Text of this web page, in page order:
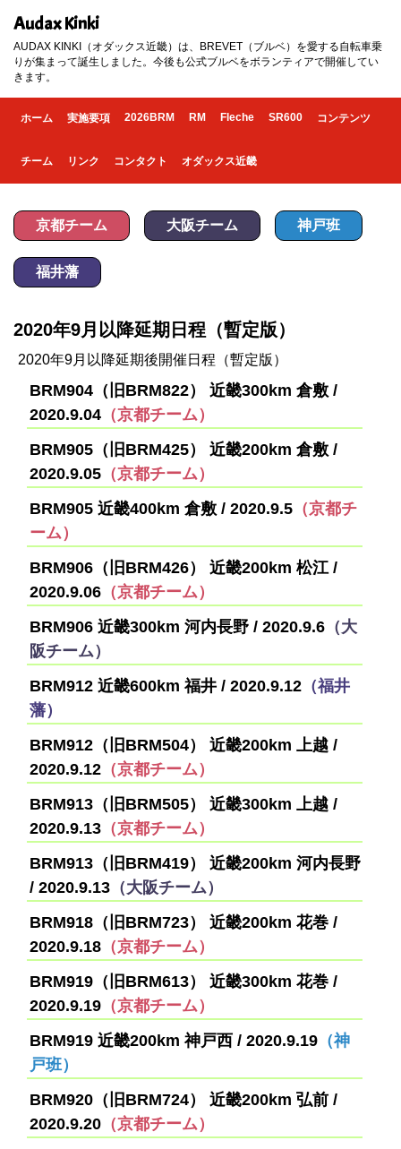
Audax Kinki
AUDAX KINKI（オダックス近畿）は、BREVET（ブルベ）を愛する自転車乗
りが集まって誕生しました。今後も公式ブルベをボランティアで開催してい
きます。
ホーム 実施要項 2026BRM RM Fleche SR600 コンテンツ
チーム リンク コンタクト オダックス近畿
京都チーム 大阪チーム 神戸班
福井藩
2020年9月以降延期日程（暫定版）
2020年9月以降延期後開催日程（暫定版）
BRM904（旧BRM822） 近畿300km 倉敷 /
2020.9.04 （京都チーム）
BRM905（旧BRM425） 近畿200km 倉敷 /
2020.9.05 （京都チーム）
BRM905 近畿400km 倉敷 / 2020.9.5 （京都チ
ーム）
BRM906（旧BRM426） 近畿200km 松江 /
2020.9.06 （京都チーム）
BRM906 近畿300km 河内長野 / 2020.9.6 （大
阪チーム）
BRM912 近畿600km 福井 / 2020.9.12 （福井
藩）
BRM912（旧BRM504） 近畿200km 上越 /
2020.9.12 （京都チーム）
BRM913（旧BRM505） 近畿300km 上越 /
2020.9.13 （京都チーム）
BRM913（旧BRM419） 近畿200km 河内長野
/ 2020.9.13 （大阪チーム）
BRM918（旧BRM723） 近畿200km 花巻 /
2020.9.18 （京都チーム）
BRM919（旧BRM613） 近畿300km 花巻 /
2020.9.19 （京都チーム）
BRM919 近畿200km 神戸西 / 2020.9.19 （神
戸班）
BRM920（旧BRM724） 近畿200km 弘前 /
2020.9.20 （京都チーム）